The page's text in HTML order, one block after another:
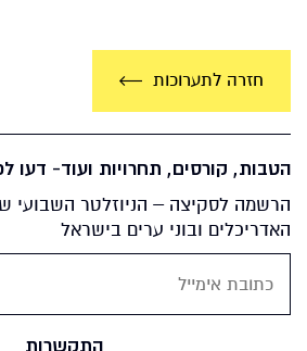
חזרה לתערוכות
הטבות, קורסים, תחרויות ועוד- דעו
הרשמה לסקיצה – הניוזלטר השבועי
האדריכלים ובוני ערים בישראל
התקשרות